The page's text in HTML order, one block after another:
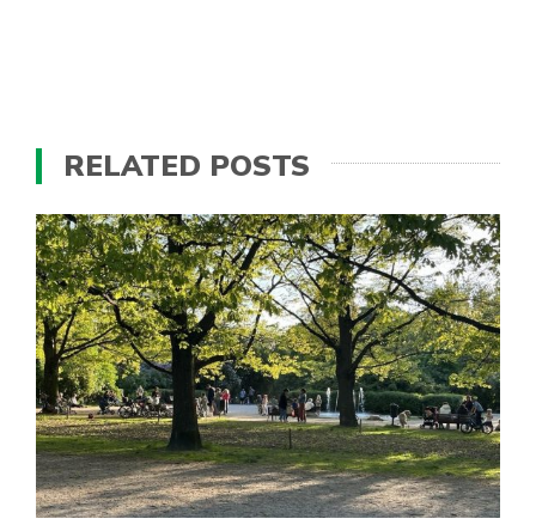
RELATED POSTS